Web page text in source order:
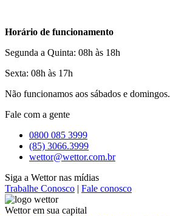
Horário de funcionamento
Segunda a Quinta: 08h às 18h
Sexta: 08h às 17h
Não funcionamos aos sábados e domingos.
Fale com a gente
0800 085 3999
(85) 3066.3999
wettor@wettor.com.br
Siga a Wettor nas mídias
Trabalhe Conosco | Fale conosco
Wettor em sua capital